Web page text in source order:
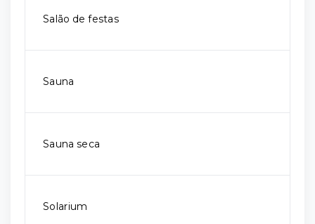
Salão de festas
Sauna
Sauna seca
Solarium